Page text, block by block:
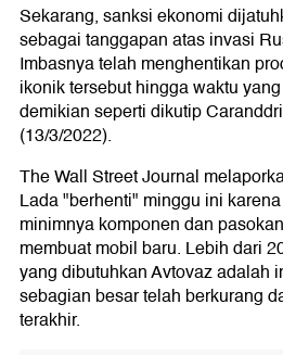
Sekarang, sanksi ekonomi
sebagai tanggapan atas invasi
Imbasnya telah menghentikan
ikonik tersebut hingga waktu
demikian seperti dikutip
(13/3/2022).
The Wall Street Journal
Lada "berhenti" minggu ini
minimnya komponen dan
membuat mobil baru. Lebih dari
yang dibutuhkan Avtovaz adalah
sebagian besar telah berkurang
terakhir.